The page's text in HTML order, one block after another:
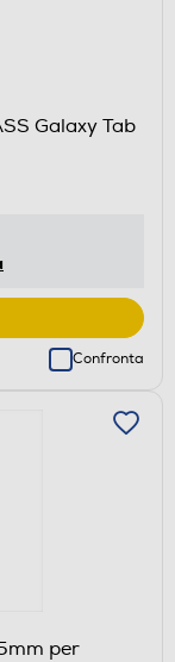
Galaxy Tab
Confronta
per